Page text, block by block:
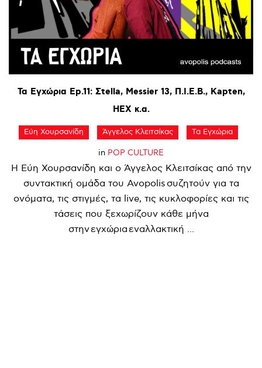
Τα Εγχώρια Ep.11: Σtella, Messier 13, Π.Ι.Ε.Β., Kapten,
HEX κ.α.
Εύη Χουρσανίδη Άγγελος Κλειτσίκας Τα Εγχώρια
in POP CULTURE
Η Εύη Χουρσανίδη και ο Άγγελος Κλειτσίκας από την
συντακτική ομάδα του Avopolis συζητούν για τα
ονόματα, τις στιγμές, τα live, τις κυκλοφορίες και τις
τάσεις που ξεχωρίζουν κάθε μήνα
στην εγχώρια εναλλακτική ...